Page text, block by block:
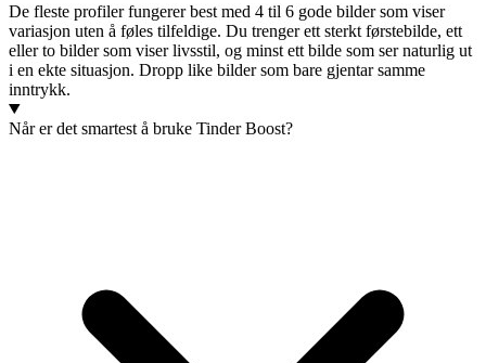
De fleste profiler fungerer best med 4 til 6 gode bilder som viser
variasjon uten å føles tilfeldige. Du trenger ett sterkt førstebilde, ett
eller to bilder som viser livsstil, og minst ett bilde som ser naturlig ut
i en ekte situasjon. Dropp like bilder som bare gjentar samme
inntrykk.
Når er det smartest å bruke Tinder Boost?